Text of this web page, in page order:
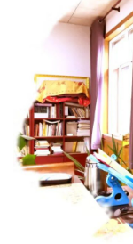
高
僧
访